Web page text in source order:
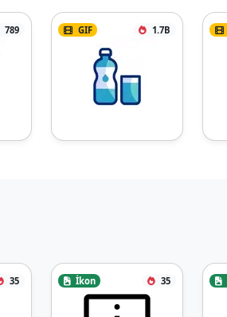
789 GIF 1.7B
35 İkon 35